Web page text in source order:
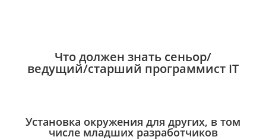
Что должен знать сеньор/
ведущий/старший программист IT
Установка окружения для других, в том
числе младших разработчиков